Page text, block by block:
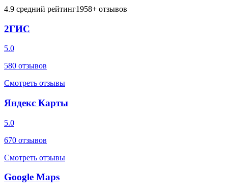
4.9 средний рейтинг1958+ отзывов
2ГИС
5.0
580 отзывов
Смотреть отзывы
Яндекс Карты
5.0
670 отзывов
Смотреть отзывы
Google Maps